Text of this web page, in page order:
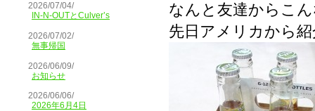
2026/07/04/
IN-N-OUTとCulver’s
2026/07/02/
無事帰国
2026/06/09/
お知らせ
2026/06/06/
2026年6月4日
なんと友達からこ
先日アメリカから